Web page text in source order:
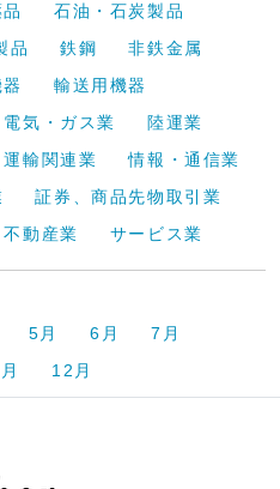
石油・石炭製品
品 鉄鋼
非鉄金属
輸送用機器
電気・ガス業
陸運業
輸関連業
情報・通信業
証券、商品先物取引業
不動産業 サービス業
5月 6月
7月
12月